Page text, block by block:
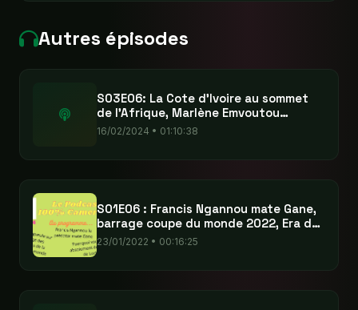
Autres épisodes
S03E06: La Cote d'Ivoire au sommet
de l'Afrique, Marlène Emvoutou
dénigre la 1ère dame du Cameroun
16/02/2024 • 01:10:38
S01E06 : Francis Ngannou mate Gane,
barrage coupe du monde 2022, Era de
locko
23/01/2022 • 00:16:25